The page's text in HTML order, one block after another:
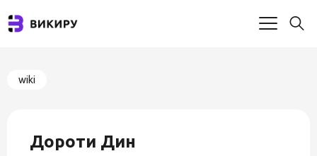
wiki
Дороти Дин